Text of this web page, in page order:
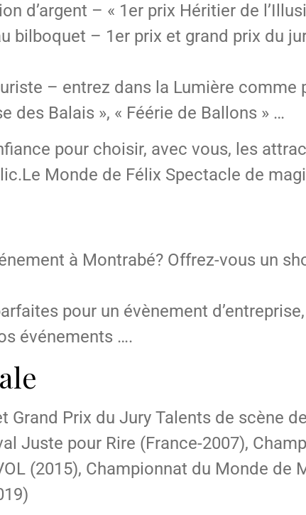
d’argent – « 1er prix Héritier de
bilboquet – 1er prix et grand prix du
– entrez dans la Lumière comme
des Balais », « Féérie de Ballons » …
pour choisir, avec vous, les
Monde de Félix Spectacle de
à Montrabé? Offrez-vous un
pour un évènement
événements ….
Grand Prix du Jury Talents de scène
Juste pour Rire (France-2007),
(2015), Championnat du Monde de